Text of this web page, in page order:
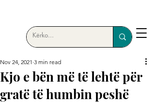
Kjo e bën më të lehtë për
gratë të humbin peshë
Nov 24, 2021 3 min read